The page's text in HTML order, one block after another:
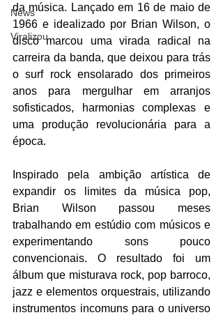
News
Viralizou
da música. Lançado em 16 de maio de
1966 e idealizado por Brian Wilson, o
disco marcou uma virada radical na
carreira da banda, que deixou para trás
o surf rock ensolarado dos primeiros
anos para mergulhar em arranjos
sofisticados, harmonias complexas e
uma produção revolucionária para a
época.
Inspirado pela ambição artística de
expandir os limites da música pop,
Brian Wilson passou meses
trabalhando em estúdio com músicos e
experimentando sons pouco
convencionais. O resultado foi um
álbum que misturava rock, pop barroco,
jazz e elementos orquestrais, utilizando
instrumentos incomuns para o universo